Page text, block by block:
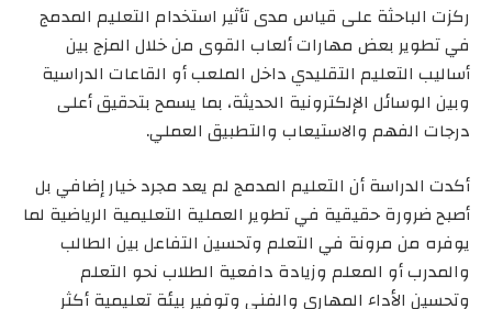
ركزت الباحثة على قياس مدى تأثير استخدام التعليم المدمج
في تطوير بعض مهارات ألعاب القوى من خلال المزج بين
أساليب التعليم التقليدي داخل الملعب أو القاعات الدراسية
وبين الوسائل الإلكترونية الحديثة، بما يسمح بتحقيق أعلى
درجات الفهم والاستيعاب والتطبيق العملي.
أكدت الدراسة أن التعليم المدمج لم يعد مجرد خيار إضافي بل
أصبح ضرورة حقيقية في تطوير العملية التعليمية الرياضية لما
يوفره من مرونة في التعلم وتحسين التفاعل بين الطالب
والمدرب أو المعلم وزيادة دافعية الطلاب نحو التعلم
وتحسين الأداء المهاري والفني وتوفير بيئة تعليمية أكثر